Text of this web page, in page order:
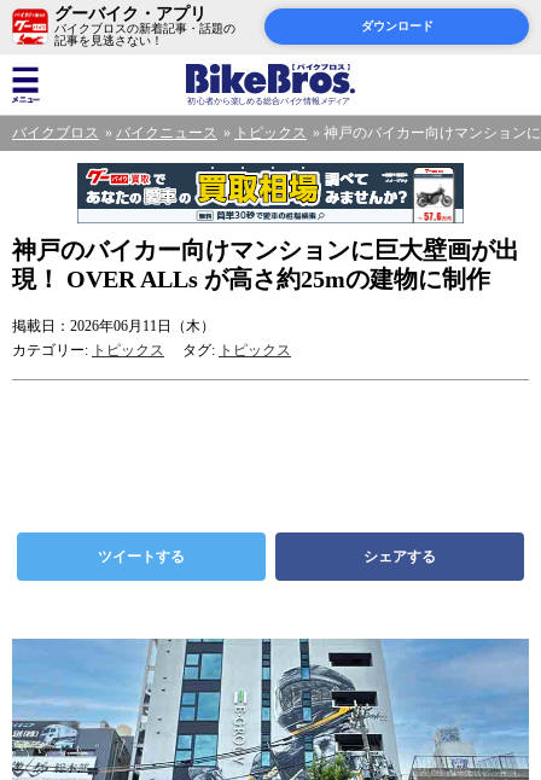
グーバイク・アプリ
バイクブロスの新着記事・話題の
記事を見逃さない！
ダウンロード
バイクブロス バイクニュース トピックス 神戸のバイカー向けマンション
神戸のバイカー向けマンションに巨大壁画が出
現！ OVER ALLs が高さ約25mの建物に制作
掲載日：2026年06月11日（木）
カテゴリー: トピックス タグ: トピックス
ツイートする シェアする